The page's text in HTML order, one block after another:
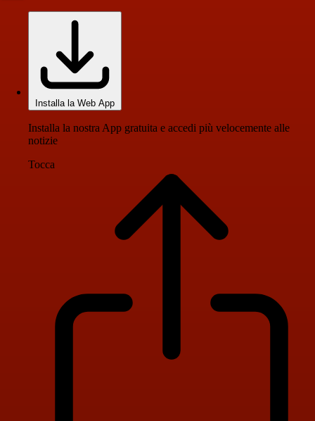
Installa la Web App
Installa la nostra App gratuita e accedi più velocemente alle
notizie
Tocca